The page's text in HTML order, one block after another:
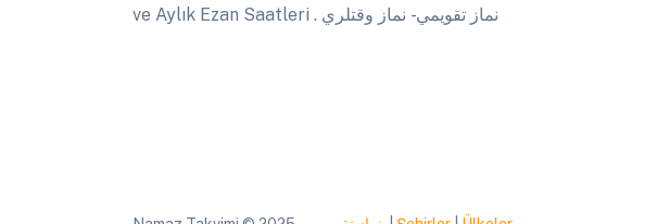
ve Aylık Ezan Saatleri . نماز تقويمي - نماز وقتلري